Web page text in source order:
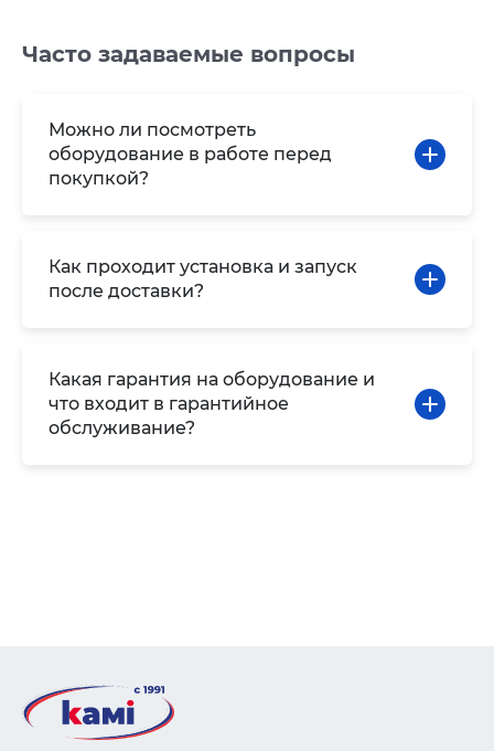
Часто задаваемые вопросы
Можно ли посмотреть
оборудование в работе перед
покупкой?
Как проходит установка и запуск
после доставки?
Какая гарантия на оборудование и
что входит в гарантийное
обслуживание?